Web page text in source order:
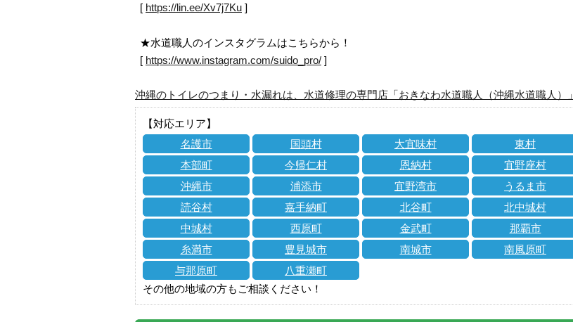
[ https://lin.ee/Xv7j7Ku ]
★水道職人のインスタグラムはこちらから！
[ https://www.instagram.com/suido_pro/ ]
沖縄のトイレのつまり・水漏れは、水道修理の専門店「おきなわ水道職人（沖縄水道職人）」
【対応エリア】
名護市
国頭村 大宜味村
東村
本部町
今帰仁村 恩納村
宜野座村
沖縄市
浦添市 宜野湾市
うるま市
読谷村
嘉手納町 北谷町
北中城村
中城村
西原町 金武町
那覇市
糸満市
豊見城市 南城市
南風原町
与那原町
八重瀬町
その他の地域の方もご相談ください！